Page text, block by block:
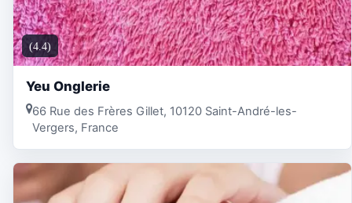
(4.4)
Yeu Onglerie
66 Rue des Frères Gillet, 10120 Saint-André-les-
Vergers, France